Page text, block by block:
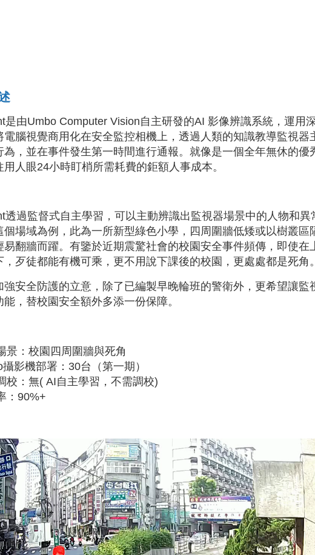
是由Umbo Computer Vision自主研發的AI 影像辨識系統，運用
電腦視覺商用化在安全監控相機上，透過人類的知識教導監視器
為，並在事件發生第一時間進行通報。就像是一個全年無休的優
人眼24小時盯梢所需耗費的鉅額人事成本。
透過監督式自主學習，可以主動辨識出監視器場景中的人物和
個場域為例，此為一所新型綠色小學，四周圍牆低矮或以樹叢區
易翻牆而躍。有鑒於近期震驚社會的校園安全事件頻傳，即使在
，歹徒都能有機可乘，更不用說下課後的校園，更處處都是死角。
強安全防護的立意，除了已編製早晚輪班的警衛外，更希望讓監
，替校園安全額外多添一份保障。
景：校園四周圍牆與死角
影機部署：30台（第一期）
校：無( AI自主學習，不需調校)
：90%+